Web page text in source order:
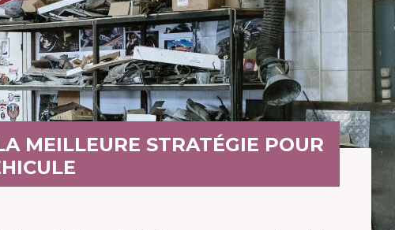
MEILLEURE STRATÉGIE POUR